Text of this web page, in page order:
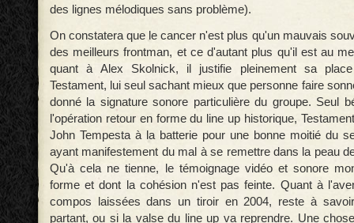
des lignes mélodiques sans problème).
On constatera que le cancer n'est plus qu'un mauvais
des meilleurs frontman, et ce d'autant plus qu'il est au
quant à Alex Skolnick, il justifie pleinement sa
Testament, lui seul sachant mieux que personne faire
donné la signature sonore particulière du groupe. Seul
l'opération retour en forme du line up historique,
John Tempesta à la batterie pour une bonne moitié du
ayant manifestement du mal à se remettre dans la peau
Qu'à cela ne tienne, le témoignage vidéo et sonore
forme et dont la cohésion n'est pas feinte. Quant à
compos laissées dans un tiroir en 2004, reste à
partant, ou si la valse du line up va reprendre. Une